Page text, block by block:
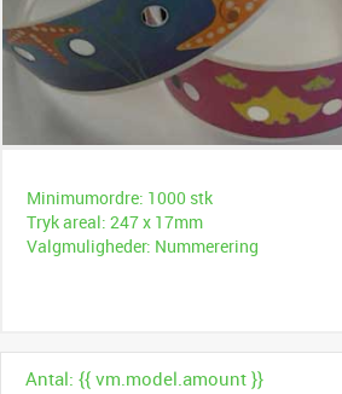
Minimumordre: 1000 stk
Tryk areal: 247 x 17mm
Valgmuligheder: Nummerering
Antal: {{ vm.model.amount }}